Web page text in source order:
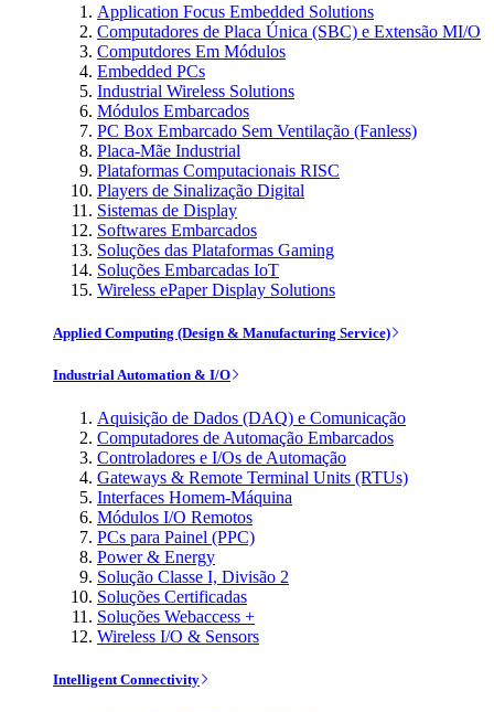
Application Focus Embedded Solutions
Computadores de Placa Única (SBC) e Extensão MI/O
Computdores Em Módulos
Embedded PCs
Industrial Wireless Solutions
Módulos Embarcados
PC Box Embarcado Sem Ventilação (Fanless)
Placa-Mãe Industrial
Plataformas Computacionais RISC
Players de Sinalização Digital
Sistemas de Display
Softwares Embarcados
Soluções das Plataformas Gaming
Soluções Embarcadas IoT
Wireless ePaper Display Solutions
Applied Computing (Design & Manufacturing Service)
Industrial Automation & I/O
Aquisição de Dados (DAQ) e Comunicação
Computadores de Automação Embarcados
Controladores e I/Os de Automação
Gateways & Remote Terminal Units (RTUs)
Interfaces Homem-Máquina
Módulos I/O Remotos
PCs para Painel (PPC)
Power & Energy
Solução Classe I, Divisão 2
Soluções Certificadas
Soluções Webaccess +
Wireless I/O & Sensors
Intelligent Connectivity